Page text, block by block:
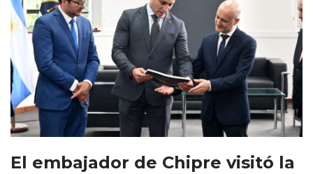
El embajador de Chipre visitó la